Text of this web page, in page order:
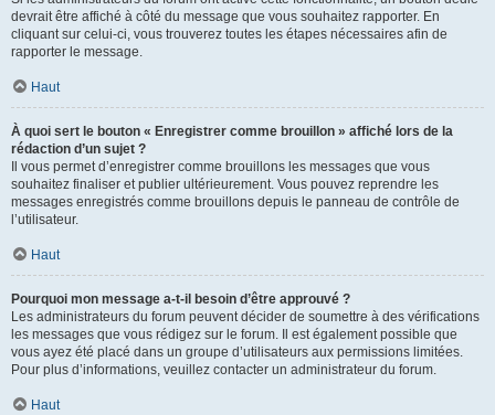
devrait être affiché à côté du message que vous souhaitez rapporter. En
cliquant sur celui-ci, vous trouverez toutes les étapes nécessaires afin de
rapporter le message.
Haut
À quoi sert le bouton « Enregistrer comme brouillon » affiché lors de la
rédaction d’un sujet ?
Il vous permet d’enregistrer comme brouillons les messages que vous
souhaitez finaliser et publier ultérieurement. Vous pouvez reprendre les
messages enregistrés comme brouillons depuis le panneau de contrôle de
l’utilisateur.
Haut
Pourquoi mon message a-t-il besoin d’être approuvé ?
Les administrateurs du forum peuvent décider de soumettre à des vérifications
les messages que vous rédigez sur le forum. Il est également possible que
vous ayez été placé dans un groupe d’utilisateurs aux permissions limitées.
Pour plus d’informations, veuillez contacter un administrateur du forum.
Haut